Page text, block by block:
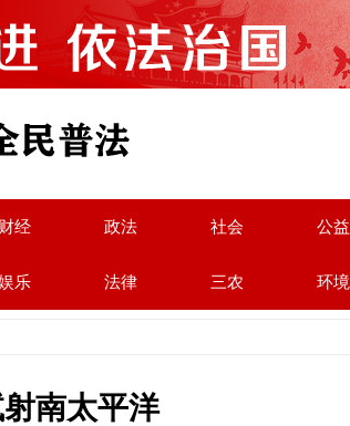
财经 政法 社会 公益
乐 法律 三农 环境
南太平洋